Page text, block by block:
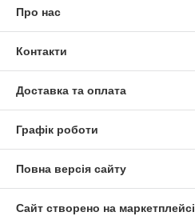
Про нас
Контакти
Доставка та оплата
Графік роботи
Повна версія сайту
Сайт створено на маркетплейсі